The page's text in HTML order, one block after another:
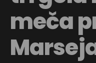
meča